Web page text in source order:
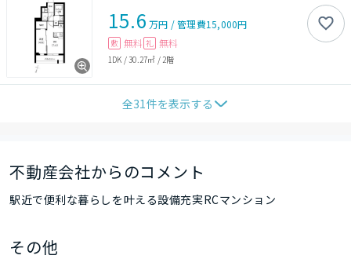
15.6 万円 /管理費15,000円
敷 無料 礼 無料
1DK /30.27㎡ / 2階
全31件を表示する
不動産会社からのコメント
駅近で便利な暮らしを叶える設備充実RCマンション
その他